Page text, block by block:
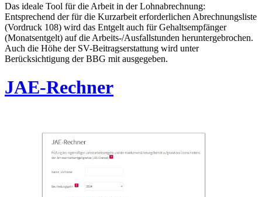
Das ideale Tool für die Arbeit in der Lohnabrechnung:
Entsprechend der für die Kurzarbeit erforderlichen Abrechnungsliste
(Vordruck 108) wird das Entgelt auch für Gehaltsempfänger
(Monatsentgelt) auf die Arbeits-/Ausfallstunden heruntergebrochen.
Auch die Höhe der SV-Beitragserstattung wird unter
Berücksichtigung der BBG mit ausgegeben.
JAE-Rechner